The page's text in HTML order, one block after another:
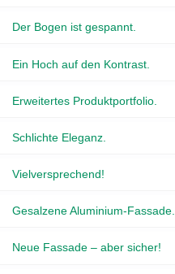
Der Bogen ist gespannt.
Ein Hoch auf den Kontrast.
Erweitertes Produktportfolio.
Schlichte Eleganz.
Vielversprechend!
Gesalzene Aluminium-Fassade.
Neue Fassade – aber sicher!